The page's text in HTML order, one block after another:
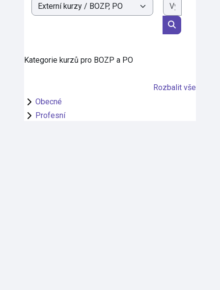
Kategorie kurzů
Vyhledat
Kategorie kurzů pro BOZP a PO
Rozbalit vše
Obecné
Profesní